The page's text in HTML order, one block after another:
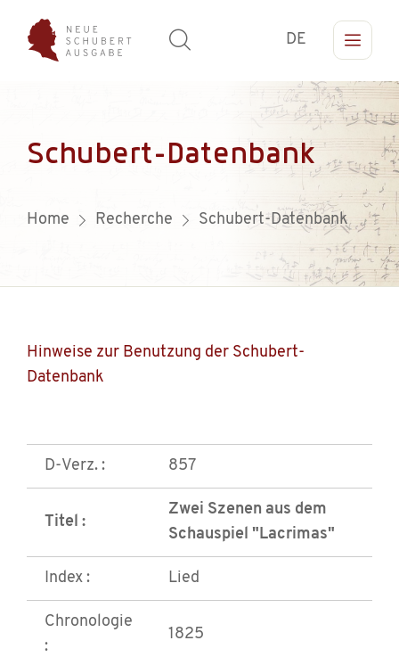
DE
Schubert-Datenbank
Home Recherche Schubert-Datenbank
Hinweise zur Benutzung der Schubert-
Datenbank
D-Verz. : 857
Titel :
Zwei Szenen aus dem
Schauspiel "Lacrimas"
Index : Lied
Chronologie
:
1825